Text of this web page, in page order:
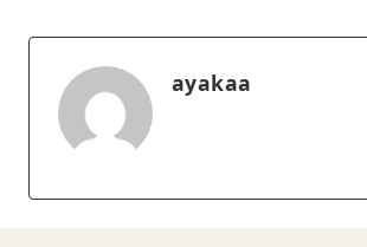
ayakaa